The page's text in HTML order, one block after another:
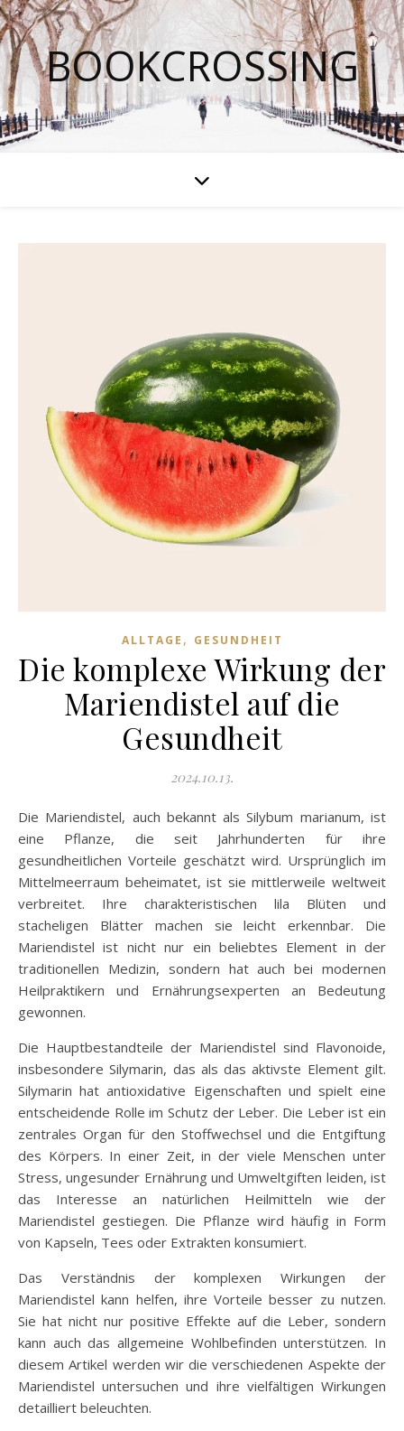
BOOKCROSSING
ALLTAGE , GESUNDHEIT
Die komplexe Wirkung der
Mariendistel auf die
Gesundheit
2024.10.13.
Die Mariendistel, auch bekannt als Silybum marianum, ist
eine Pflanze, die seit Jahrhunderten für ihre
gesundheitlichen Vorteile geschätzt wird. Ursprünglich im
Mittelmeerraum beheimatet, ist sie mittlerweile weltweit
verbreitet. Ihre charakteristischen lila Blüten und
stacheligen Blätter machen sie leicht erkennbar. Die
Mariendistel ist nicht nur ein beliebtes Element in der
traditionellen Medizin, sondern hat auch bei modernen
Heilpraktikern und Ernährungsexperten an Bedeutung
gewonnen.
Die Hauptbestandteile der Mariendistel sind Flavonoide,
insbesondere Silymarin, das als das aktivste Element gilt.
Silymarin hat antioxidative Eigenschaften und spielt eine
entscheidende Rolle im Schutz der Leber. Die Leber ist ein
zentrales Organ für den Stoffwechsel und die Entgiftung
des Körpers. In einer Zeit, in der viele Menschen unter
Stress, ungesunder Ernährung und Umweltgiften leiden, ist
das Interesse an natürlichen Heilmitteln wie der
Mariendistel gestiegen. Die Pflanze wird häufig in Form
von Kapseln, Tees oder Extrakten konsumiert.
Das Verständnis der komplexen Wirkungen der
Mariendistel kann helfen, ihre Vorteile besser zu nutzen.
Sie hat nicht nur positive Effekte auf die Leber, sondern
kann auch das allgemeine Wohlbefinden unterstützen. In
diesem Artikel werden wir die verschiedenen Aspekte der
Mariendistel untersuchen und ihre vielfältigen Wirkungen
detailliert beleuchten.